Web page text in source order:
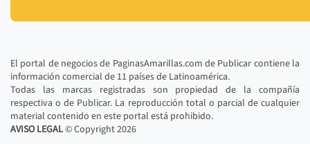
El portal de negocios de PaginasAmarillas.com de Publicar contiene la
información comercial de 11 países de Latinoamérica.
Todas las marcas registradas son propiedad de la compañía
respectiva o de Publicar. La reproducción total o parcial de cualquier
material contenido en este portal está prohibido.
AVISO LEGAL© Copyright2026